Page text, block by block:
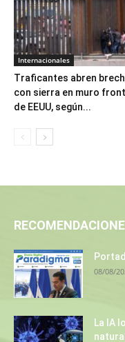
Internacionales
Traficantes abren
con sierra en muro
de EEUU, según...
08/08/
La IA